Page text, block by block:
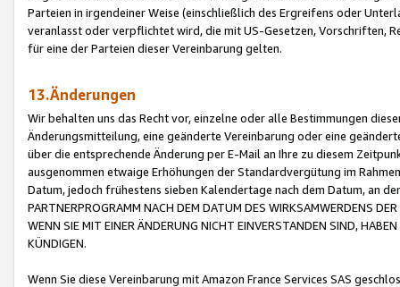
Parteien in irgendeiner Weise (einschließlich des Ergreifens oder
veranlasst oder verpflichtet wird, die mit US-Gesetzen, Vorschriften,
für eine der Parteien dieser Vereinbarung gelten.
13.Änderungen
Wir behalten uns das Recht vor, einzelne oder alle Bestimmungen
Änderungsmitteilung, eine geänderte Vereinbarung oder eine
über die entsprechende Änderung per E-Mail an Ihre zu diesem
ausgenommen etwaige Erhöhungen der Standardvergütung im
Datum, jedoch frühestens sieben Kalendertage nach dem Datum, an
PARTNERPROGRAMM NACH DEM DATUM DES WIRKSAMWERDENS
WENN SIE MIT EINER ÄNDERUNG NICHT EINVERSTANDEN SIND,
KÜNDIGEN.
Wenn Sie diese Vereinbarung mit Amazon France Services SAS